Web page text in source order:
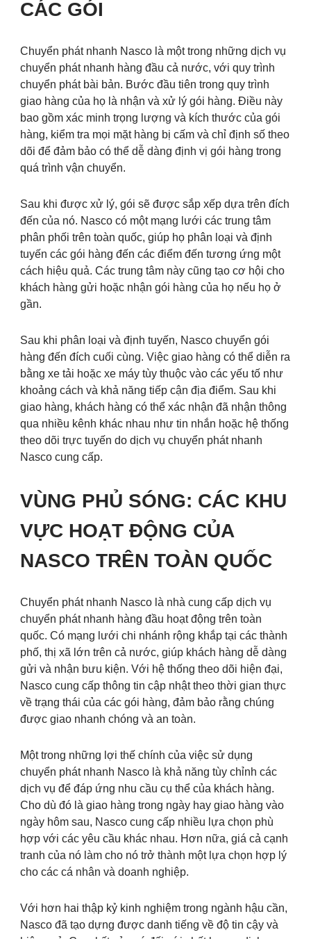
CÁC GÓI
Chuyển phát nhanh Nasco là một trong những dịch vụ
chuyển phát nhanh hàng đầu cả nước, với quy trình
chuyển phát bài bản. Bước đầu tiên trong quy trình
giao hàng của họ là nhận và xử lý gói hàng. Điều này
bao gồm xác minh trọng lượng và kích thước của gói
hàng, kiểm tra mọi mặt hàng bị cấm và chỉ định số theo
dõi để đảm bảo có thể dễ dàng định vị gói hàng trong
quá trình vận chuyển.
Sau khi được xử lý, gói sẽ được sắp xếp dựa trên đích
đến của nó. Nasco có một mạng lưới các trung tâm
phân phối trên toàn quốc, giúp họ phân loại và định
tuyến các gói hàng đến các điểm đến tương ứng một
cách hiệu quả. Các trung tâm này cũng tạo cơ hội cho
khách hàng gửi hoặc nhận gói hàng của họ nếu họ ở
gần.
Sau khi phân loại và định tuyến, Nasco chuyển gói
hàng đến đích cuối cùng. Việc giao hàng có thể diễn ra
bằng xe tải hoặc xe máy tùy thuộc vào các yếu tố như
khoảng cách và khả năng tiếp cận địa điểm. Sau khi
giao hàng, khách hàng có thể xác nhận đã nhận thông
qua nhiều kênh khác nhau như tin nhắn hoặc hệ thống
theo dõi trực tuyến do dịch vụ chuyển phát nhanh
Nasco cung cấp.
VÙNG PHỦ SÓNG: CÁC KHU
VỰC HOẠT ĐỘNG CỦA
NASCO TRÊN TOÀN QUỐC
Chuyển phát nhanh Nasco là nhà cung cấp dịch vụ
chuyển phát nhanh hàng đầu hoạt động trên toàn
quốc. Có mạng lưới chi nhánh rộng khắp tại các thành
phố, thị xã lớn trên cả nước, giúp khách hàng dễ dàng
gửi và nhận bưu kiện. Với hệ thống theo dõi hiện đại,
Nasco cung cấp thông tin cập nhật theo thời gian thực
về trạng thái của các gói hàng, đảm bảo rằng chúng
được giao nhanh chóng và an toàn.
Một trong những lợi thế chính của việc sử dụng
chuyển phát nhanh Nasco là khả năng tùy chỉnh các
dịch vụ để đáp ứng nhu cầu cụ thể của khách hàng.
Cho dù đó là giao hàng trong ngày hay giao hàng vào
ngày hôm sau, Nasco cung cấp nhiều lựa chọn phù
hợp với các yêu cầu khác nhau. Hơn nữa, giá cả cạnh
tranh của nó làm cho nó trở thành một lựa chọn hợp lý
cho các cá nhân và doanh nghiệp.
Với hơn hai thập kỷ kinh nghiệm trong ngành hậu cần,
Nasco đã tạo dựng được danh tiếng về độ tin cậy và